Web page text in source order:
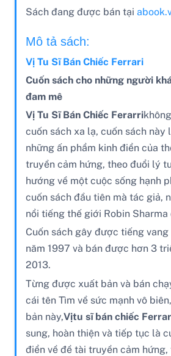
Sách đang được bán tại
Mô tả sách:
Vị Tu Sĩ Bán Chiếc Ferrari
Cuốn sách cho những người
đam mê
Vị Tu Sĩ Bán Chiếc Ferarri
cuốn sách xa lạ, cuốn sách này
những ấn phẩm kinh điển của
truyền cảm hứng, theo đuổi lý
hướng về một cuộc sống hạnh
cuốn sách đầu tiên mà tác giả,
nổi tiếng thế giới Robin Sharma
Cuốn sách gây được tiếng
năm 1997 và bán được hơn 3
2013.
Từng được xuất bản và bán
cái tên Tìm về sức mạnh vô
bản này,Vịtu sĩ bán chiếc
sung, hoàn thiện và tiếp tục là
điển về đề tài truyền cảm